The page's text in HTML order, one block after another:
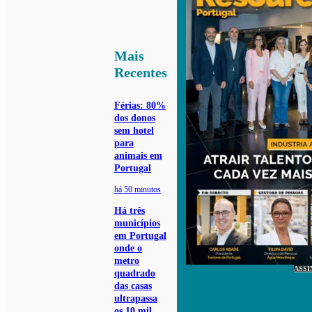
Mais
Recentes
Férias: 80%
dos donos
sem hotel
para
animais em
Portugal
há 50 minutos
Há três
municípios
em Portugal
onde o
metro
quadrado
das casas
ultrapassa